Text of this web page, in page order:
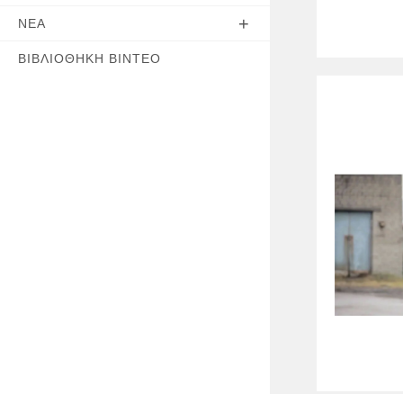
ΝΈΑ
ΒΙΒΛΙΟΘΉΚΗ ΒΊΝΤΕΟ